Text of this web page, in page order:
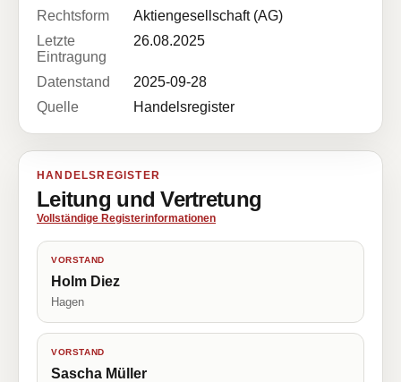
Rechtsform
Aktiengesellschaft (AG)
Letzte
Eintragung
26.08.2025
Datenstand
2025-09-28
Quelle
Handelsregister
HANDELSREGISTER
Leitung und Vertretung
Vollständige Registerinformationen
VORSTAND
Holm Diez
Hagen
VORSTAND
Sascha Müller